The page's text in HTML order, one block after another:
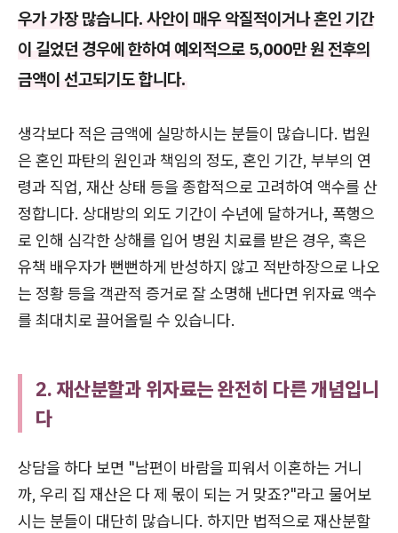
우가 가장 많습니다. 사안이 매우 악질적이거나 혼인 기간
이 길었던 경우에 한하여 예외적으로 5,000만 원 전후의
금액이 선고되기도 합니다.
생각보다 적은 금액에 실망하시는 분들이 많습니다. 법원
은 혼인 파탄의 원인과 책임의 정도, 혼인 기간, 부부의 연
령과 직업, 재산 상태 등을 종합적으로 고려하여 액수를 산
정합니다. 상대방의 외도 기간이 수년에 달하거나, 폭행으
로 인해 심각한 상해를 입어 병원 치료를 받은 경우, 혹은
유책 배우자가 뻔뻔하게 반성하지 않고 적반하장으로 나오
는 정황 등을 객관적 증거로 잘 소명해 낸다면 위자료 액수
를 최대치로 끌어올릴 수 있습니다.
2. 재산분할과 위자료는 완전히 다른 개념입니
다
상담을 하다 보면 "남편이 바람을 피워서 이혼하는 거니
까, 우리 집 재산은 다 제 몫이 되는 거 맞죠?"라고 물어보
시는 분들이 대단히 많습니다. 하지만 법적으로 재산분할